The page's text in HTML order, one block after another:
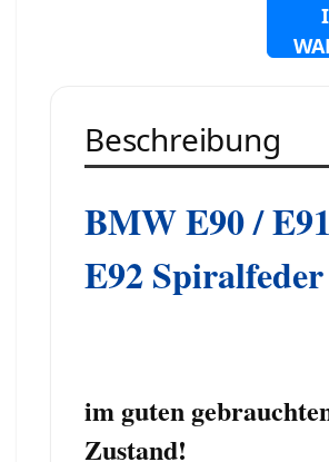
Beschreibung
BMW E90 /
E92
im guten
Zustand!